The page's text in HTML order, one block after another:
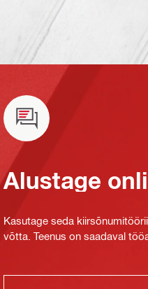
Alustage
Kasutage seda
võtta. Teenus on saadaval